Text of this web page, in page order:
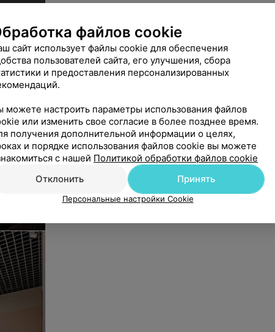
файлов cookie
сайт использует файлы cookie для обеспечения
пользователей сайта, его улучшения, сбора
и предоставления персонализированных
можете настроить параметры использования файлов
или изменить свое согласие в более позднее время.
получения дополнительной информации о целях,
и порядке использования файлов cookie вы можете
с нашей Политикой обработки файлов cookie
Отклонить
Принять
Персональные настройки Cookie